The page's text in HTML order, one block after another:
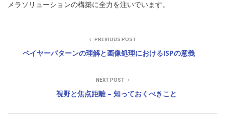
メラソリューションの構築に全力を注いでいます。
PREVIOUS POST
ベイヤーパターンの理解と画像処理におけるISPの意義
NEXT POST
視野と焦点距離 – 知っておくべきこと